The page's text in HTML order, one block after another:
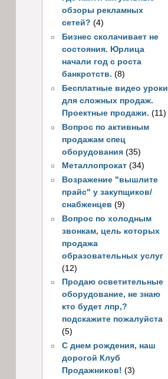
обзоры рекламных
сетей? (4)
Бизнес сколачивает не
состояния. Юрлица
начали год с роста
банкротств. (8)
Бесплатные видео уроки
для сложных продаж.
Проектные продажи. (11)
Вопрос по активным
продажам спец
оборудования (35)
Металлопрокат (34)
Возражение "вышлите
прайс" у закупщиков/
снабженцев (9)
Вопрос по холодным
звонкам, цель которых
продажа
образовательных услуг
(12)
Продаю осветительные
оборудование, не знаю
кто будет лпр,?
подскажите пожалуйста
(5)
С днем рождения, наш
дорогой Клуб
Продажников! (3)